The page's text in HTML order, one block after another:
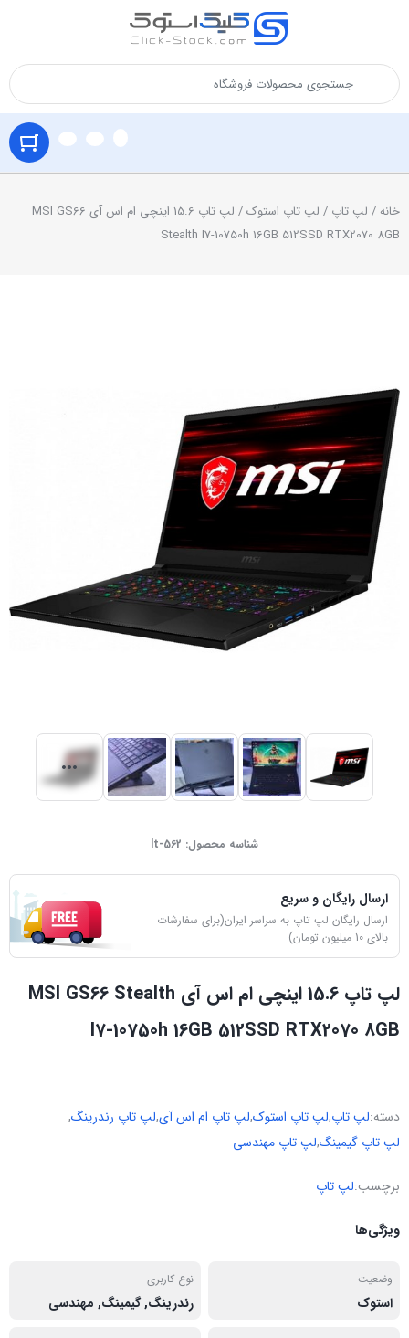
خانه/ لپ تاپ / لپ تاپ استوک
/ لپ تاپ 15.6 اینچی ام اس آی MSI GS66
Stealth I7-10750h 16GB 512SSD RTX2070 8GB
شناسه محصول: lt-562
ارسال رایگان و سریع
ارسال رایگان لپ تاپ به سراسر ایران(برای سفارشات
بالای 10 میلیون تومان)
لپ تاپ 15.6 اینچی ام اس آی MSI GS66 Stealth
I7-10750h 16GB 512SSD RTX2070 8GB
دسته:لپ تاپ,لپ تاپ استوک,لپ تاپ ام اس آی,لپ تاپ رندرینگ,
لپ تاپ گیمینگ,لپ تاپ مهندسی
برچسب:لپ تاپ
ویژگی‌ها
وضعیت
استوک
نوع کاربری
رندرینگ, گیمینگ, مهندسی